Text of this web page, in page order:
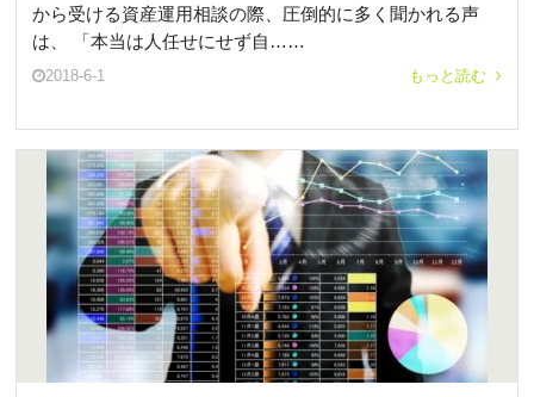
から受ける資産運用相談の際、圧倒的に多く聞かれる声
は、 「本当は人任せにせず自……
2018-6-1 もっと読む